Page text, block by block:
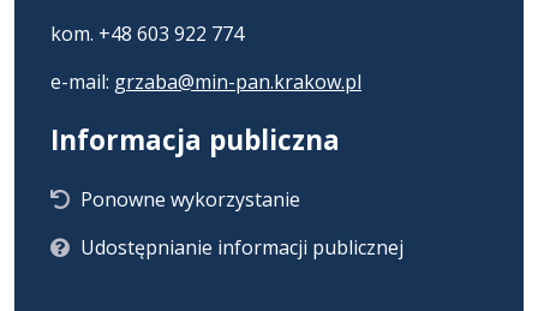
kom. +48 603 922 774
e-mail: grzaba@min-pan.krakow.pl
Informacja publiczna
Ponowne wykorzystanie
Udostępnianie informacji publicznej